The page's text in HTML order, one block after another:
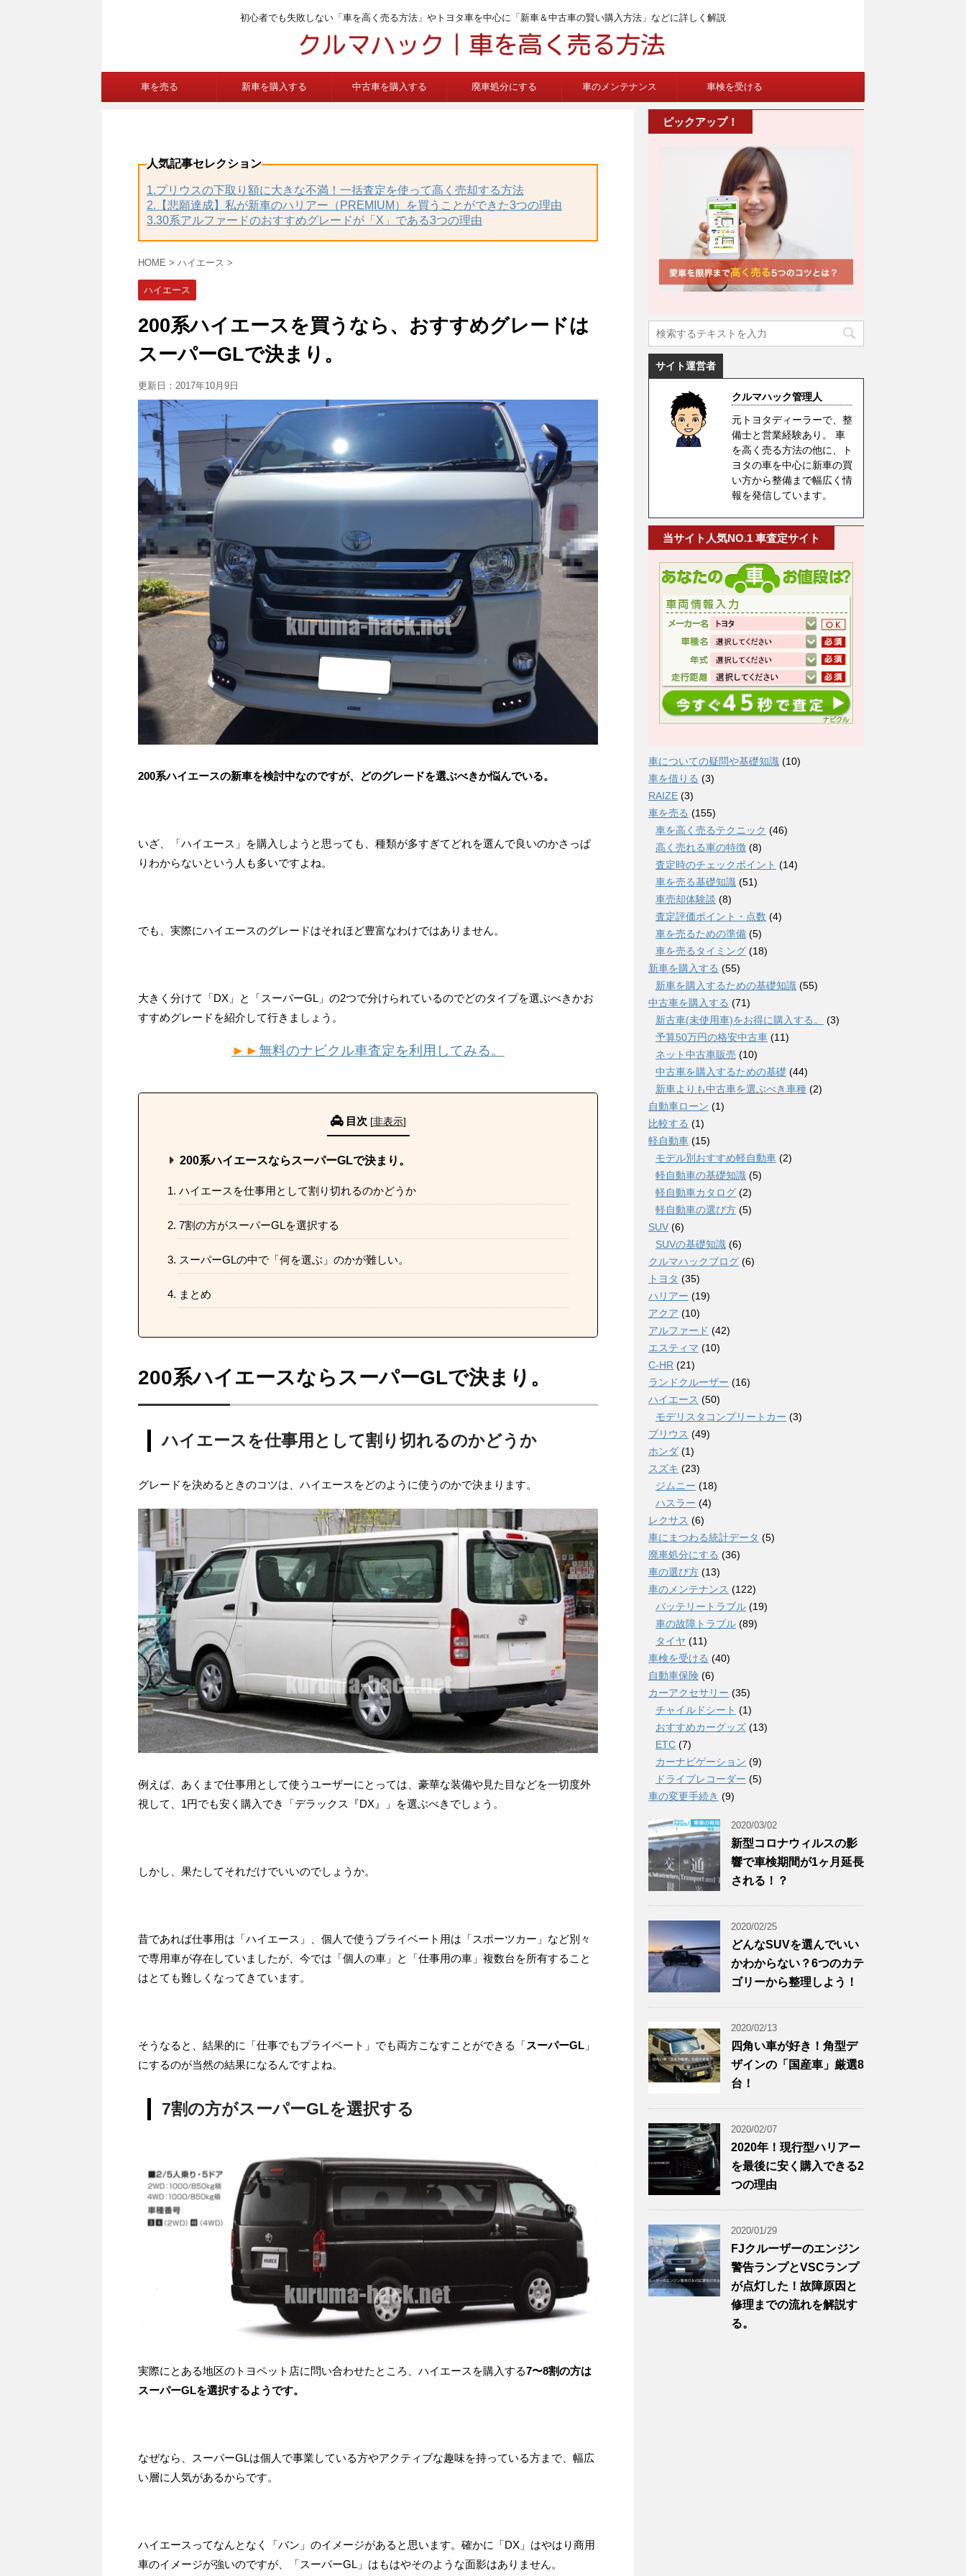
初心者でも失敗しない「車を高く売る方法」やトヨタ車を中心に「新車＆中古車の賢い購入方法」などに詳しく解説
車を売る 新車を購入する 中古車を購入する 廃車処分にする 車のメンテナンス 車検を受ける
人気記事セレクション
1.プリウスの下取り額に大きな不満！一括査定を使って高く売却する方法
2.【悲願達成】私が新車のハリアー（PREMIUM）を買うことができた3つの理由
3.30系アルファードのおすすめグレードが「X」である3つの理由
HOME > ハイエース >
ハイエース
200系ハイエースを買うなら、おすすめグレードは
スーパーGLで決まり。
更新日： 2017年10月9日
200系ハイエースの新車を検討中なのですが、どのグレードを選ぶべきか悩んでいる。
いざ、「ハイエース」を購入しようと思っても、種類が多すぎてどれを選んで良いのかさっぱ
りわからないという人も多いですよね。
でも、実際にハイエースのグレードはそれほど豊富なわけではありません。
大きく分けて「DX」と「スーパーGL」の2つで分けられているのでどのタイプを選ぶべきかお
すすめグレードを紹介して行きましょう。
►►無料のナビクル車査定を利用してみる。
目次 [非表示]
200系ハイエースならスーパーGLで決まり。
ハイエースを仕事用として割り切れるのかどうか
7割の方がスーパーGLを選択する
スーパーGLの中で「何を選ぶ」のかが難しい。
まとめ
200系ハイエースならスーパーGLで決まり。
ハイエースを仕事用として割り切れるのかどうか
グレードを決めるときのコツは、ハイエースをどのように使うのかで決まります。
例えば、あくまで仕事用として使うユーザーにとっては、豪華な装備や見た目などを一切度外
視して、1円でも安く購入でき「デラックス『DX』」を選ぶべきでしょう。
しかし、果たしてそれだけでいいのでしょうか。
昔であれば仕事用は「ハイエース」、個人で使うプライベート用は「スポーツカー」など別々
で専用車が存在していましたが、今では「個人の車」と「仕事用の車」複数台を所有すること
はとても難しくなってきています。
そうなると、結果的に「仕事でもプライベート」でも両方こなすことができる「スーパーGL 」
にするのが当然の結果になるんですよね。
7割の方がスーパーGLを選択する
実際にとある地区のトヨペット店に問い合わせたところ、ハイエースを購入する7〜8割の方は
スーパーGLを選択するようです。
なぜなら、スーパーGLは個人で事業している方やアクティブな趣味を持っている方まで、幅広
い層に人気があるからです。
ハイエースってなんとなく「バン」のイメージがあると思います。確かに「DX」はやはり商用
車のイメージが強いのですが、「スーパーGL」はもはやそのような面影はありません。
ピックアップ！
サイト運営者
クルマハック管理人
元トヨタディーラーで、整
備士と営業経験あり。 車
を高く売る方法の他に、ト
ヨタの車を中心に新車の買
い方から整備まで幅広く情
報を発信しています。
当サイト人気NO.1 車査定サイト
車についての疑問や基礎知識 (10)
車を借りる (3)
RAIZE (3)
車を売る (155)
車を高く売るテクニック (46)
高く売れる車の特徴 (8)
査定時のチェックポイント (14)
車を売る基礎知識 (51)
車売却体験談 (8)
査定評価ポイント・点数 (4)
車を売るための準備 (5)
車を売るタイミング (18)
新車を購入する (55)
新車を購入するための基礎知識 (55)
中古車を購入する (71)
新古車(未使用車)をお得に購入する。
(3)
予算50万円の格安中古車 (11)
ネット中古車販売 (10)
中古車を購入するための基礎 (44)
新車よりも中古車を選ぶべき車種 (2)
自動車ローン (1)
比較する (1)
軽自動車 (15)
モデル別おすすめ軽自動車 (2)
軽自動車の基礎知識 (5)
軽自動車カタログ (2)
軽自動車の選び方 (5)
SUV (6)
SUVの基礎知識 (6)
クルマハックブログ (6)
トヨタ (35)
ハリアー (19)
アクア (10)
アルファード (42)
エスティマ (10)
C-HR (21)
ランドクルーザー (16)
ハイエース (50)
モデリスタコンプリートカー (3)
プリウス (49)
ホンダ (1)
スズキ (23)
ジムニー (18)
ハスラー (4)
レクサス (6)
車にまつわる統計データ (5)
廃車処分にする (36)
車の選び方 (13)
車のメンテナンス (122)
バッテリートラブル (19)
車の故障トラブル (89)
タイヤ (11)
車検を受ける (40)
自動車保険 (6)
カーアクセサリー (35)
チャイルドシート (1)
おすすめカーグッズ (13)
ETC (7)
カーナビゲーション (9)
ドライブレコーダー (5)
車の変更手続き (9)
2020/03/02
新型コロナウィルスの影
響で車検期間が1ヶ月延長
される！？
2020/02/25
どんなSUVを選んでいい
かわからない？6つのカテ
ゴリーから整理しよう！
2020/02/13
四角い車が好き！角型デ
ザインの「国産車」厳選8
台！
2020/02/07
2020年！現行型ハリアー
を最後に安く購入できる2
つの理由
2020/01/29
FJクルーザーのエンジン
警告ランプとVSCランプ
が点灯した！故障原因と
修理までの流れを解説す
る。